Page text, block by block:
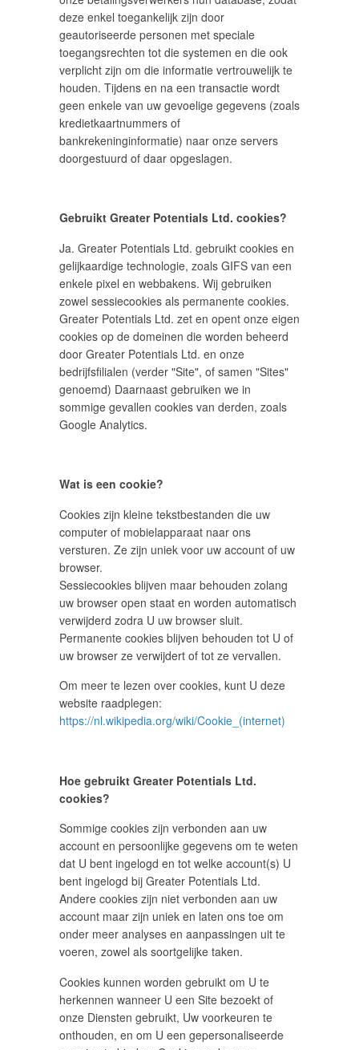
deze enkel toegankelijk zijn door
geautoriseerde personen met speciale
toegangsrechten tot die systemen en die ook
verplicht zijn om die informatie vertrouwelijk te
houden. Tijdens en na een transactie wordt
geen enkele van uw gevoelige gegevens (zoals
kredietkaartnummers of
bankrekeninginformatie) naar onze servers
doorgestuurd of daar opgeslagen.
Gebruikt Greater Potentials Ltd. cookies?
Ja. Greater Potentials Ltd. gebruikt cookies en
gelijkaardige technologie, zoals GIFS van een
enkele pixel en webbakens. Wij gebruiken
zowel sessiecookies als permanente cookies.
Greater Potentials Ltd. zet en opent onze eigen
cookies op de domeinen die worden beheerd
door Greater Potentials Ltd. en onze
bedrijfsfilialen (verder "Site", of samen "Sites"
genoemd) Daarnaast gebruiken we in
sommige gevallen cookies van derden, zoals
Google Analytics.
Wat is een cookie?
Cookies zijn kleine tekstbestanden die uw
computer of mobielapparaat naar ons
versturen. Ze zijn uniek voor uw account of uw
browser.
Sessiecookies blijven maar behouden zolang
uw browser open staat en worden automatisch
verwijderd zodra U uw browser sluit.
Permanente cookies blijven behouden tot U of
uw browser ze verwijdert of tot ze vervallen.
Om meer te lezen over cookies, kunt U deze
website raadplegen:
https://nl.wikipedia.org/wiki/Cookie_(internet)
Hoe gebruikt Greater Potentials Ltd.
cookies?
Sommige cookies zijn verbonden aan uw
account en persoonlijke gegevens om te weten
dat U bent ingelogd en tot welke account(s) U
bent ingelogd bij Greater Potentials Ltd.
Andere cookies zijn niet verbonden aan uw
account maar zijn uniek en laten ons toe om
onder meer analyses en aanpassingen uit te
voeren, zowel als soortgelijke taken.
Cookies kunnen worden gebruikt om U te
herkennen wanneer U een Site bezoekt of
onze Diensten gebruikt, Uw voorkeuren te
onthouden, en om U een gepersonaliseerde